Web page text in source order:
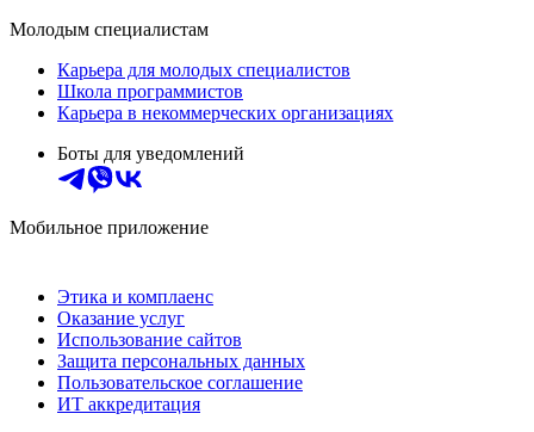
Молодым специалистам
Карьера для молодых специалистов
Школа программистов
Карьера в некоммерческих организациях
Боты для уведомлений
Мобильное приложение
Этика и комплаенс
Оказание услуг
Использование сайтов
Защита персональных данных
Пользовательское соглашение
ИТ аккредитация